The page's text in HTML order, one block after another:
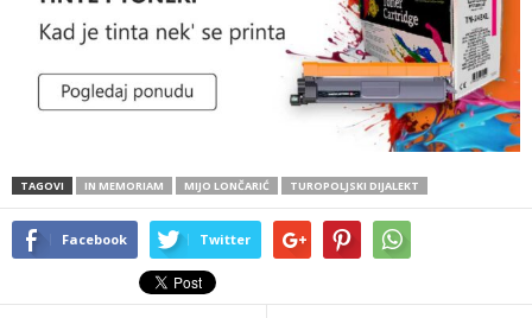
TAGOVI IN MEMORIAM MIJO LONČARIĆ TUROPOLJSKI DIJALEKT
Facebook Twitter